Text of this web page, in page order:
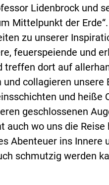
Lidenbrock und
Mittelpunkt der
zu unserer
feuerspeiende und
treffen dort auf
collagieren unsere
und heiße
geschlossenen
auch wo uns die Reise
Abenteuer ins Innere
schmutzig werden